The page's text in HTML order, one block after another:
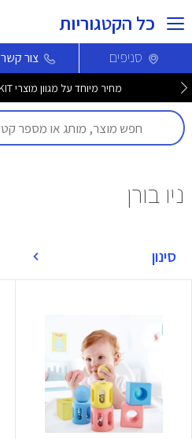
כל הקטגוריות
סניפים צור קשר
מחיר מיוחד על מגוון מוצרי PETKIT לחברי מועדון >>
ניו בורן
סינון